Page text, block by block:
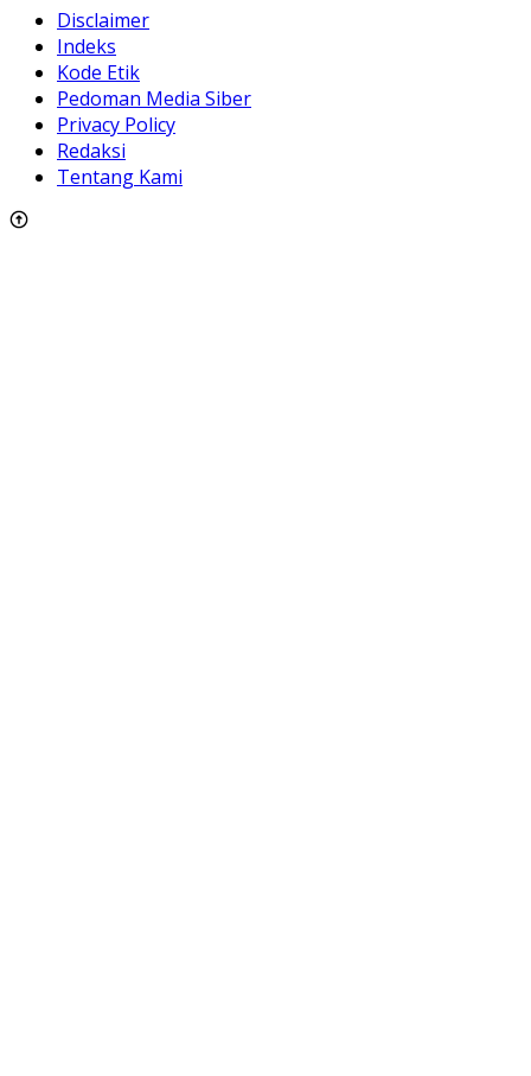
Disclaimer
Indeks
Kode Etik
Pedoman Media Siber
Privacy Policy
Redaksi
Tentang Kami